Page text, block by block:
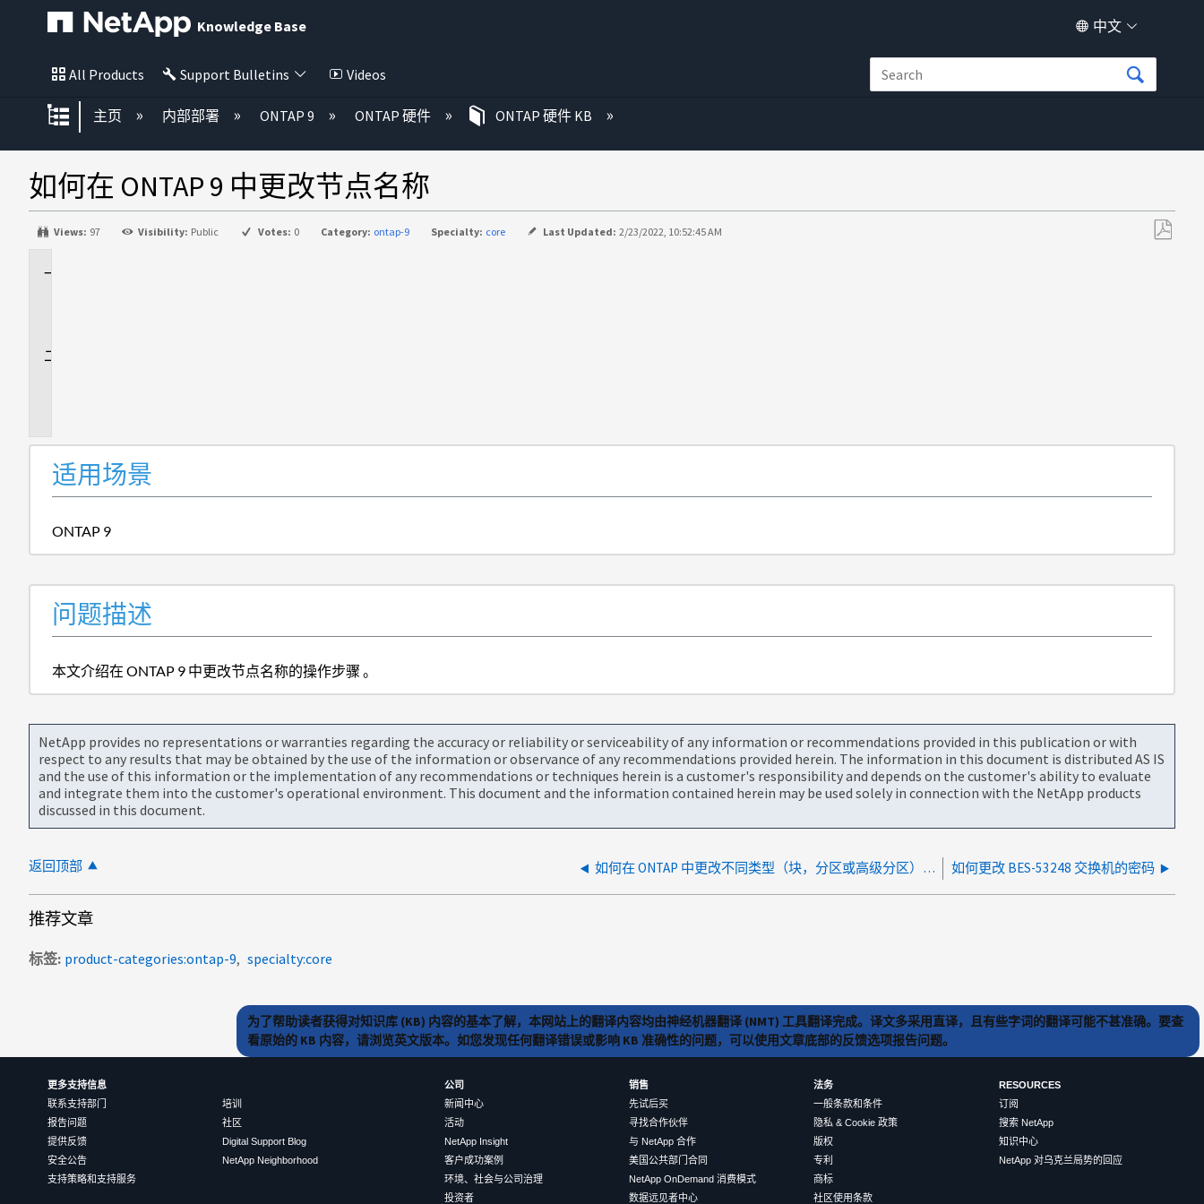
Knowledge Base 中文
All Products Support Bulletins Videos
扩展/隐缩全局层次
主页 内部部署 ONTAP 9 ONTAP 硬件 ONTAP 硬件 KB
如何在 ONTAP 9 中更改节点名称
Views: 97 Visibility: Public Votes: 0 Category: ontap-9 Specialty: core Last Updated: 2/23/2022, 10:52:45 AM
适用场景
ONTAP 9
问题描述
本文介绍在 ONTAP 9 中更改节点名称的操作步骤 。
NetApp provides no representations or warranties regarding the accuracy or reliability or serviceability of any information or recommendations provided in this publication or with
respect to any results that may be obtained by the use of the information or observance of any recommendations provided herein. The information in this document is distributed AS IS
and the use of this information or the implementation of any recommendations or techniques herein is a customer's responsibility and depends on the customer's ability to evaluate
and integrate them into the customer's operational environment. This document and the information contained herein may be used solely in connection with the NetApp products
discussed in this document.
返回顶部 如何在 ONTAP 中更改不同类型（块，分区或高级分区）的磁盘的校验和类型 如何更改 BES-53248 交换机的密码
推荐文章
标签 product-categories:ontap-9 specialty:core
为了帮助读者获得对知识库 (KB) 内容的基本了解，本网站上的翻译内容均由神经机器翻译 (NMT) 工具翻译完成。译文多采用直译，且有些字词的翻译可能不甚准确。要查
看原始的 KB 内容，请浏览英文版本。如您发现任何翻译错误或影响 KB 准确性的问题，可以使用文章底部的反馈选项报告问题。
更多支持信息
联系支持部门
报告问题
提供反馈
安全公告
支持策略和支持服务
培训
社区
Digital Support Blog
NetApp Neighborhood
公司
新闻中心
活动
NetApp Insight
客户成功案例
环境、社会与公司治理
投资者
销售
先试后买
寻找合作伙伴
与 NetApp 合作
美国公共部门合同
NetApp OnDemand 消费模式
数据远见者中心
法务
一般条款和条件
隐私 & Cookie 政策
版权
专利
商标
社区使用条款
RESOURCES
订阅
搜索 NetApp
知识中心
NetApp 对乌克兰局势的回应